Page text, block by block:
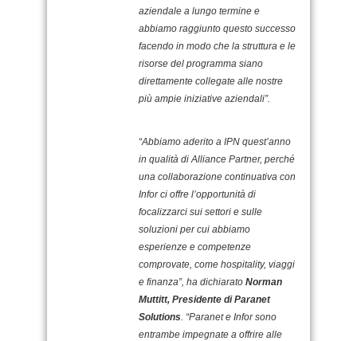
aziendale a lungo termine e
abbiamo raggiunto questo successo
facendo in modo che la struttura e le
risorse del programma siano
direttamente collegate alle nostre
più ampie iniziative aziendali”.
“Abbiamo aderito a IPN quest’anno
in qualità di Alliance Partner, perché
una collaborazione continuativa con
Infor ci offre l’opportunità di
focalizzarci sui settori e sulle
soluzioni per cui abbiamo
esperienze e competenze
comprovate, come hospitality, viaggi
e finanza”, ha dichiarato Norman
Muttitt, Presidente di Paranet
Solutions . “Paranet e Infor sono
entrambe impegnate a offrire alle